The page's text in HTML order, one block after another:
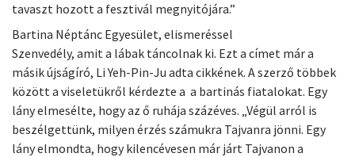
tavaszt hozott a fesztivál megnyitójára.”
Bartina Néptánc Egyesület, elismeréssel
Szenvedély, amit a lábak táncolnak ki. Ezt a címet már a
másik újságíró, Li Yeh-Pin-Ju adta cikkének. A szerző többek
között a viseletükről kérdezte a a bartinás fiatalokat. Egy
lány elmesélte, hogy az ő ruhája százéves. „Végül arról is
beszélgettünk, milyen érzés számukra Tajvanra jönni. Egy
lány elmondta, hogy kilencévesen már járt Tajvanon a